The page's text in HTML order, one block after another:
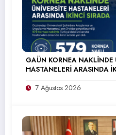
GAÜN KORNEA NAKLİNDE
HASTANELERİ ARASINDA
7 Ağustos 2026